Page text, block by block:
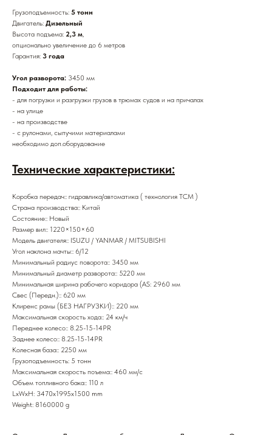
Грузоподъемность: 5 тонн
Двигатель: Дизельный
Высота подъема: 2,3 м,
опционально увеличение до 6 метров
Гарантия: 3 года
Угол разворота: 3450 мм
Подходит для работы:
- для погрузки и разгрузки грузов в трюмах судов и на причалах
- на улице
- на производстве
- с рулонами, сыпучими материалами
необходимо доп.оборудование
Технические характеристики:
Коробка передач:: гидравлика/автоматика ( технология TCM )
Страна производства:: Китай
Состояние:: Новый
Размер вил:: 1220×150×60
Модель двигателя:: ISUZU / YANMAR / MITSUBISHI
Угол наклона мачты:: 6/12
Минимальный радиус поворота:: 3450 мм
Минимальный диаметр разворота:: 5220 мм
Минимальная ширина рабочего коридора (AS: 2960 мм
Свес (Передн.):: 620 мм
Клиренс рамы (БЕЗ НАГРУЗКИ):: 220 мм
Максимальная скорость хода:: 24 км/ч
Переднее колесо:: 8.25-15-14PR
Заднее колесо:: 8.25-15-14PR
Колесная база:: 2250 мм
Грузоподъемность: 5 тонн
Максимальная скорость поъема:: 460 мм/с
Объем топливного бака:: 110 л
LxWxH: 3470x1995x1500 mm
Weight: 8160000 g